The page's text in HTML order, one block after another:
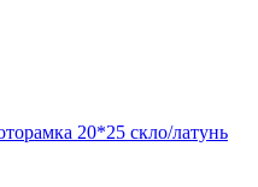
20*25 скло/латунь